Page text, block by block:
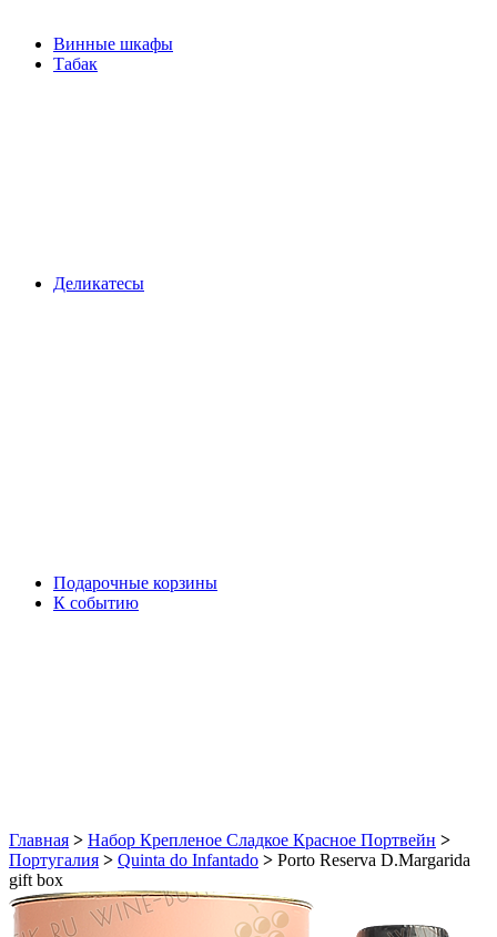
Винные шкафы
Табак
Деликатесы
Подарочные корзины
К событию
Главная > Набор Крепленое Сладкое Красное Портвейн >
Португалия > Quinta do Infantado > Porto Reserva D.Margarida
gift box